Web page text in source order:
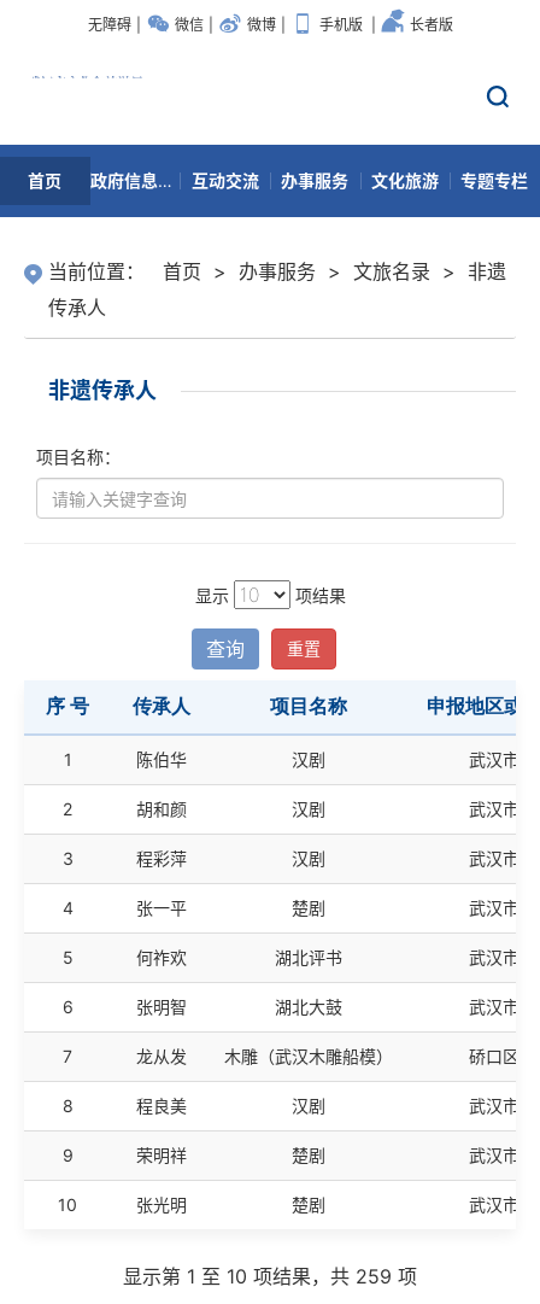
无障碍 微信 微博 手机版 长者版
首页 政府信息公开 互动交流 办事服务 文化旅游 专题专栏
当前位置： 首页 > 办事服务 > 文旅名录 >
非遗
传承人
非遗传承人
项目名称：
显示 项结果
查询 重置
序 号 传承人 项目名称 申报地区或
序 号 传承人 项目名称 申报地区或
1 陈伯华 汉剧 武汉市
2 胡和颜 汉剧 武汉市
3 程彩萍 汉剧 武汉市
4 张一平 楚剧 武汉市
5 何祚欢 湖北评书 武汉市
6 张明智 湖北大鼓 武汉市
7 龙从发 木雕（武汉木雕船模） 硚口区
8 程良美 汉剧 武汉市
9 荣明祥 楚剧 武汉市
10 张光明 楚剧 武汉市
显示第 1 至 10 项结果，共 259 项